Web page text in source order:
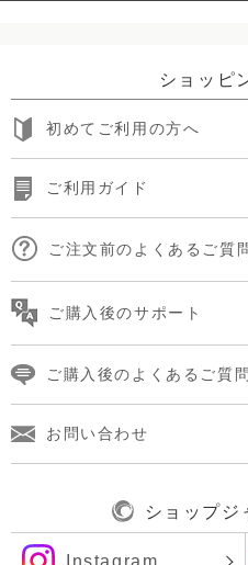
ショッピ
初めてご利用の方へ
ご利用ガイド
ご注文前のよくあるご質
ご購入後のサポート
ご購入後のよくあるご質問
お問い合わせ
ショップジ
Instagram